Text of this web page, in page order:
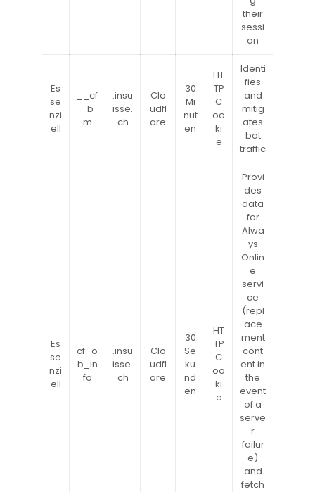
their
sessi
on
Es
se
nzi
ell
__cf
_b
m
.insu
isse.
ch
Clo
udfl
are
30
Mi
nut
en
HT
TP
C
oo
ki
e
Identi
fies
and
mitig
ates
bot
traffic
Es
se
nzi
ell
cf_o
b_in
fo
.insu
isse.
ch
Clo
udfl
are
30
Se
ku
nd
en
HT
TP
C
oo
ki
e
Provi
des
data
for
Alwa
ys
Onlin
e
servi
ce
(repl
ace
ment
cont
ent in
the
event
of a
serve
r
failur
e)
and
fetch